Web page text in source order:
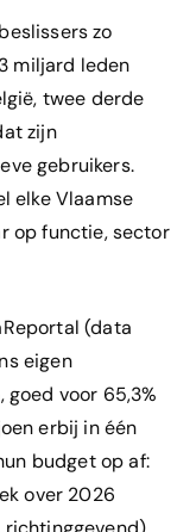
zo
miljard leden
twee derde
zijn
gebruikers.
elke Vlaamse
op functie, sector
(data
eigen
voor 65,3%
erbij in één
budget op af:
over 2026